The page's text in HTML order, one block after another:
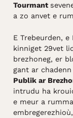
Tourmant
a zo anvet e
E Trebeurden, e
kinniget 29vet
brezhoneg, er
gant ar
Publik ar
intrudu ha
e meur a